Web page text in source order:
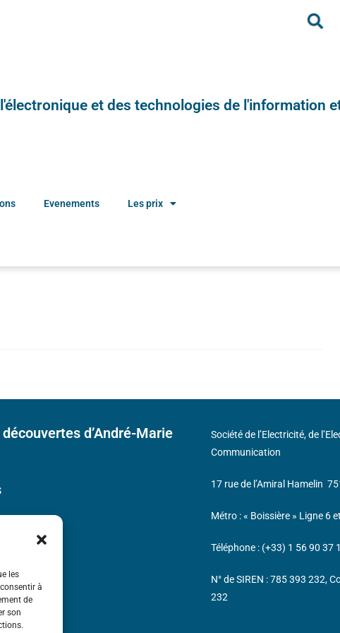
les
à
de
son
et des technologies de l'information
Evenements Les prix
d’André-Marie
Société de l’Electricité, de
Communication
17 rue de l’Amiral Hamelin
Métro : « Boissière » Ligne 6
Téléphone : (+33) 1 56 90 37
N° de SIREN : 785 393 232,
232